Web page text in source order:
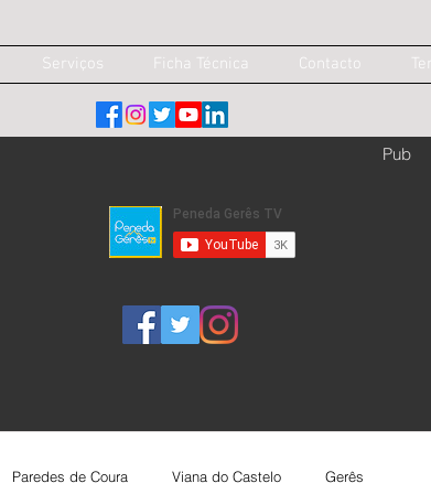
Serviços Ficha Técnica Contacto
Pub
Paredes de Coura Viana do Castelo Gerês